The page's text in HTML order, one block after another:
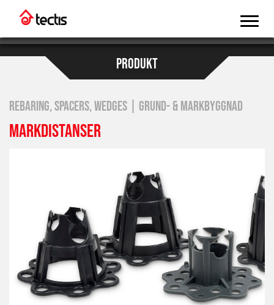
PRODUKT
REBARING, SPACERS, WEDGES | GRUND- & MARKBYGGNAD
MARKDISTANSER